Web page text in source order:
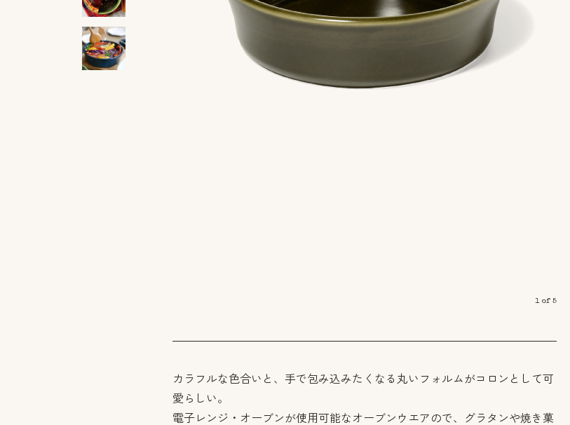
1of 5
カラフルな色合いと、手で包み込みたくなる丸いフォルムがコロンとして可
愛らしい。
電子レンジ・オーブンが使用可能なオーブンウエアので、グラタンや焼き菓